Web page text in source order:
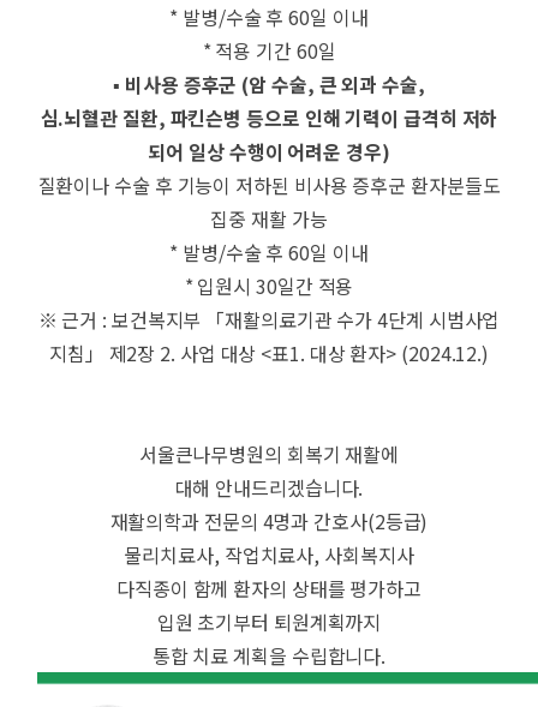
* 발병/수술 후 60일 이내
* 적용 기간 60일
▪ 비사용 증후군 (암 수술, 큰 외과 수술,
심.뇌혈관 질환, 파킨슨병 등으로 인해 기력이 급격히 저하
되어 일상 수행이 어려운 경우)
질환이나 수술 후 기능이 저하된 비사용 증후군 환자분들도
집중 재활 가능
* 발병/수술 후 60일 이내
* 입원시 30일간 적용
※ 근거 : 보건복지부 「재활의료기관 수가 4단계 시범사업
지침」 제2장 2. 사업 대상 <표1. 대상 환자> (2024.12.)
서울큰나무병원의 회복기 재활에
대해 안내드리겠습니다.
재활의학과 전문의 4명과 간호사(2등급)
물리치료사, 작업치료사, 사회복지사
다직종이 함께 환자의 상태를 평가하고
입원 초기부터 퇴원계획까지
통합 치료 계획을 수립합니다.